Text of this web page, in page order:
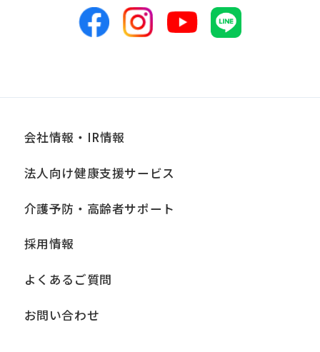
会社情報・IR情報
法人向け健康支援サービス
介護予防・高齢者サポート
採用情報
よくあるご質問
お問い合わせ